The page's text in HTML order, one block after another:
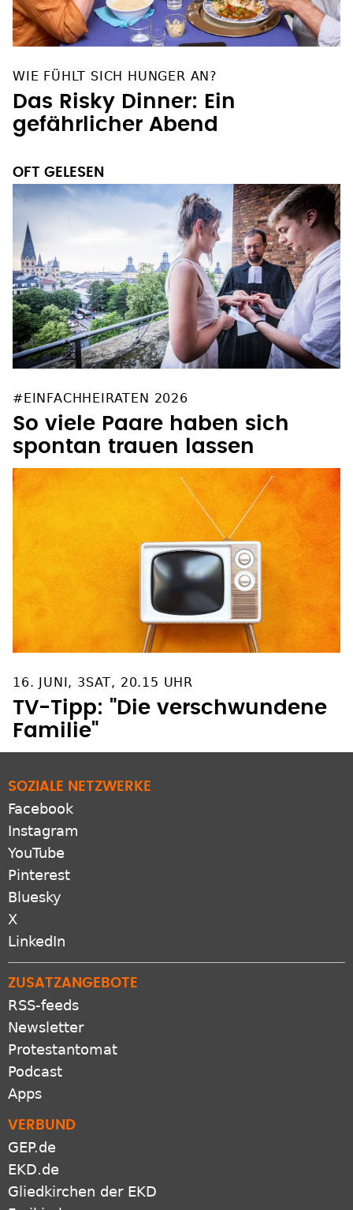
WIE FÜHLT SICH HUNGER AN?
Das Risky Dinner: Ein
gefährlicher Abend
OFT GELESEN
#EINFACHHEIRATEN 2026
So viele Paare haben sich
spontan trauen lassen
16. JUNI, 3SAT, 20.15 UHR
TV-Tipp: "Die verschwundene
Familie"
SOZIALE NETZWERKE
Facebook
Instagram
YouTube
Pinterest
Bluesky
X
LinkedIn
ZUSATZANGEBOTE
RSS-feeds
Newsletter
Protestantomat
Podcast
Apps
VERBUND
GEP.de
EKD.de
Gliedkirchen der EKD